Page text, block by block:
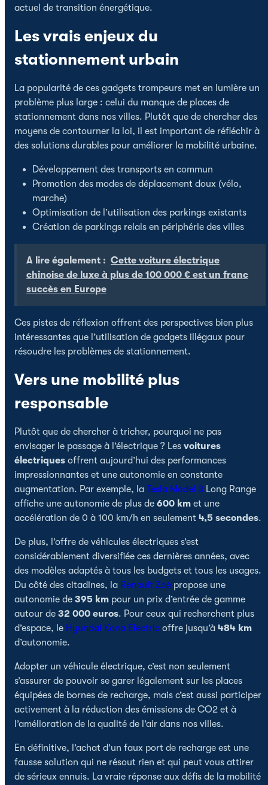
actuel de transition énergétique.
Les vrais enjeux du
stationnement urbain
La popularité de ces gadgets trompeurs met en lumière un
problème plus large : celui du manque de places de
stationnement dans nos villes. Plutôt que de chercher des
moyens de contourner la loi, il est important de réfléchir à
des solutions durables pour améliorer la mobilité urbaine.
Développement des transports en commun
Promotion des modes de déplacement doux (vélo,
marche)
Optimisation de l’utilisation des parkings existants
Création de parkings relais en périphérie des villes
A lire également : Cette voiture électrique
chinoise de luxe à plus de 100 000 € est un franc
succès en Europe
Ces pistes de réflexion offrent des perspectives bien plus
intéressantes que l’utilisation de gadgets illégaux pour
résoudre les problèmes de stationnement.
Vers une mobilité plus
responsable
Plutôt que de chercher à tricher, pourquoi ne pas
envisager le passage à l’électrique ? Les voitures
électriques offrent aujourd’hui des performances
impressionnantes et une autonomie en constante
augmentation. Par exemple, la Tesla Model 3 Long Range
affiche une autonomie de plus de 600 km et une
accélération de 0 à 100 km/h en seulement 4,5 secondes.
De plus, l’offre de véhicules électriques s’est
considérablement diversifiée ces dernières années, avec
des modèles adaptés à tous les budgets et tous les usages.
Du côté des citadines, la Renault Zoé propose une
autonomie de 395 km pour un prix d’entrée de gamme
autour de 32 000 euros. Pour ceux qui recherchent plus
d’espace, le Hyundai Kona Electric offre jusqu’à 484 km
d’autonomie.
Adopter un véhicule électrique, c’est non seulement
s’assurer de pouvoir se garer légalement sur les places
équipées de bornes de recharge, mais c’est aussi participer
activement à la réduction des émissions de CO2 et à
l’amélioration de la qualité de l’air dans nos villes.
En définitive, l’achat d’un faux port de recharge est une
fausse solution qui ne résout rien et qui peut vous attirer
de sérieux ennuis. La vraie réponse aux défis de la mobilité